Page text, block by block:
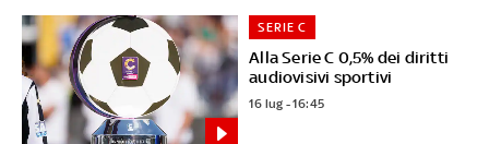
Alla Serie C 0,5% dei diritti
audiovisivi sportivi
SERIE C
16 lug - 16:45